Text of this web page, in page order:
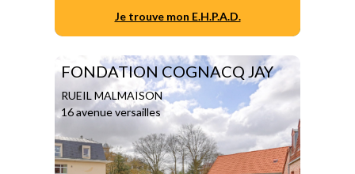
Je trouve mon E.H.P.A.D.
FONDATION COGNACQ JAY
RUEIL MALMAISON
16 avenue versailles